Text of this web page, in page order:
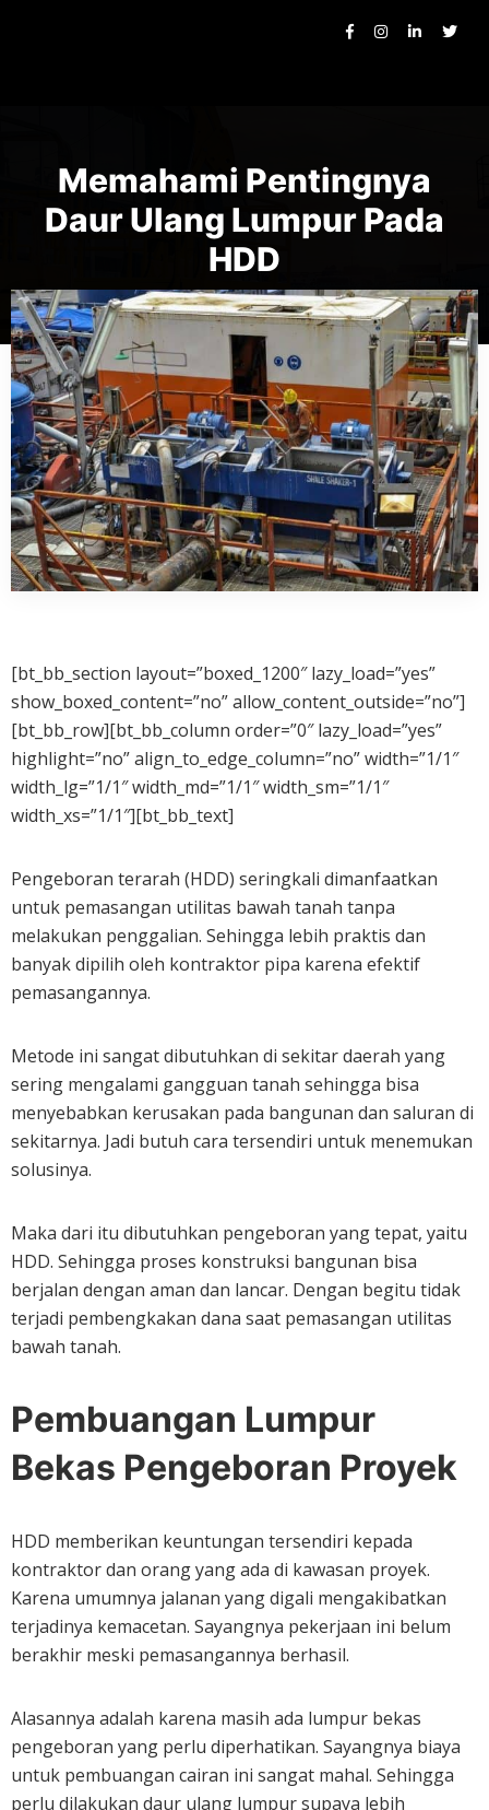
Memahami Pentingnya
Daur Ulang Lumpur Pada
HDD
[bt_bb_section layout=”boxed_1200″ lazy_load=”yes”
show_boxed_content=”no” allow_content_outside=”no”]
[bt_bb_row][bt_bb_column order=”0″ lazy_load=”yes”
highlight=”no” align_to_edge_column=”no” width=”1/1″
width_lg=”1/1″ width_md=”1/1″ width_sm=”1/1″
width_xs=”1/1″][bt_bb_text]
Pengeboran terarah (HDD) seringkali dimanfaatkan
untuk pemasangan utilitas bawah tanah tanpa
melakukan penggalian. Sehingga lebih praktis dan
banyak dipilih oleh kontraktor pipa karena efektif
pemasangannya.
Metode ini sangat dibutuhkan di sekitar daerah yang
sering mengalami gangguan tanah sehingga bisa
menyebabkan kerusakan pada bangunan dan saluran di
sekitarnya. Jadi butuh cara tersendiri untuk menemukan
solusinya.
Maka dari itu dibutuhkan pengeboran yang tepat, yaitu
HDD. Sehingga proses konstruksi bangunan bisa
berjalan dengan aman dan lancar. Dengan begitu tidak
terjadi pembengkakan dana saat pemasangan utilitas
bawah tanah.
Pembuangan Lumpur
Bekas Pengeboran Proyek
HDD memberikan keuntungan tersendiri kepada
kontraktor dan orang yang ada di kawasan proyek.
Karena umumnya jalanan yang digali mengakibatkan
terjadinya kemacetan. Sayangnya pekerjaan ini belum
berakhir meski pemasangannya berhasil.
Alasannya adalah karena masih ada lumpur bekas
pengeboran yang perlu diperhatikan. Sayangnya biaya
untuk pembuangan cairan ini sangat mahal. Sehingga
perlu dilakukan daur ulang lumpur supaya lebih